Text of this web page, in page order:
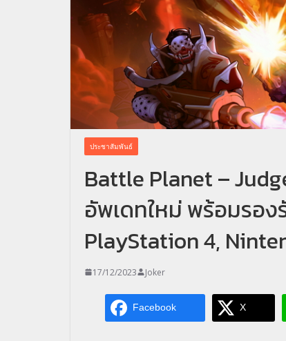
ประชาสัมพันธ์
Battle Planet –
อัพเดทใหม่ พร้อมรอ
PlayStation 4,
17/12/2023 Joker
Facebook X